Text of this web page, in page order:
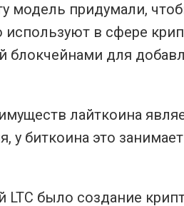
модель придумали,
используют в сфере
блокчейнами для
лайткоина
у биткоина это
LTC было создание